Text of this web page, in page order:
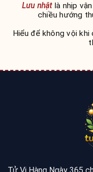
Lưu nhậtlà nhịp
chiều hướng
Hiểu để không vội